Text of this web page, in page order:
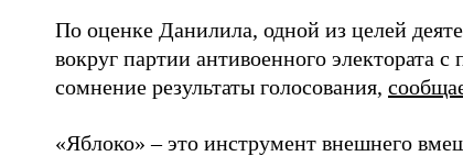
По оценке Данилила, одной из целей
вокруг партии антивоенного электората
сомнение результаты голосования,
«Яблоко» – это инструмент внешнего